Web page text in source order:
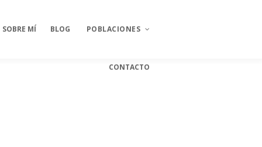
SOBRE MÍ BLOG POBLACIONES
CONTACTO